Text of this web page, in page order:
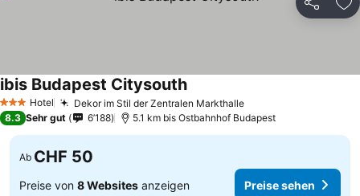
Teilen
3 SterneHotel Dekor im Stil der Zentralen Markthalle
ibis Budapest Citysouth
8.3 Sehr gut 6’188 5.1 km bis Ostbahnhof Budapest
Ab CHF 50
Preise von 8 Websites anzeigen Preise sehen